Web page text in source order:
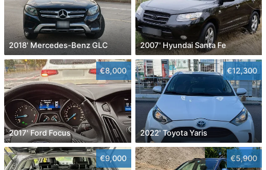
2018' Mercedes-Benz GLC 2007' Hyundai Santa Fe
€8,000
2017' Ford Focus
€12,300
2022' Toyota Yaris
€9,000 €5,900